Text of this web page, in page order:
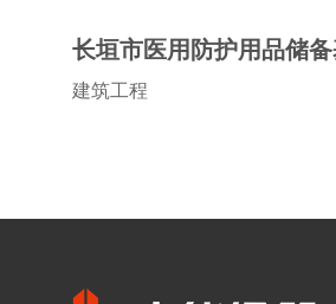
长垣市医用防护用品储
建筑工程